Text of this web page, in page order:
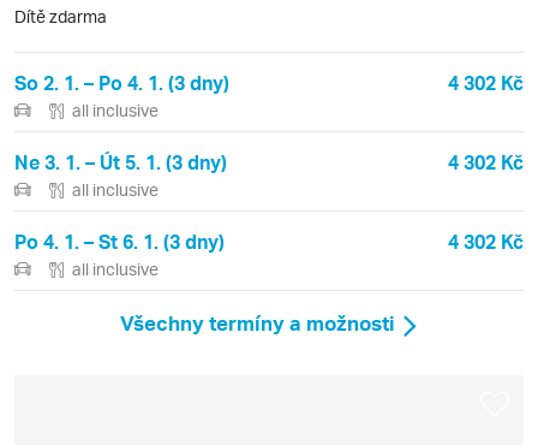
Dítě zdarma
So 2. 1. – Po 4. 1. (3 dny) 4 302 Kč
all inclusive
Ne 3. 1. – Út 5. 1. (3 dny) 4 302 Kč
all inclusive
Po 4. 1. – St 6. 1. (3 dny) 4 302 Kč
all inclusive
Všechny termíny a možnosti